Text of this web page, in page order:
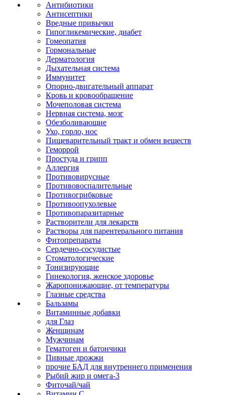
Антибиотики
Антисептики
Вредные привычки
Гипогликемические, диабет
Гомеопатия
Гормональные
Дерматология
Дыхательная система
Иммунитет
Опорно-двигательный аппарат
Кровь и кровообращение
Мочеполовая система
Нервная система, мозг
Обезболивающие
Ухо, горло, нос
Пищеварительный тракт и обмен веществ
Геморрой
Простуда и грипп
Аллергия
Противовирусные
Противовоспалительные
Противогрибковые
Противоопухолевые
Противопаразитарные
Растворители для лекарств
Растворы для парентерального питания
Фитопрепараты
Сердечно-сосудистые
Стоматологические
Тонизирующие
Гинекология, женское здоровье
Жаропонижающие, от температуры
Глазные средства
Бальзамы
Витаминные добавки
для Глаз
Женщинам
Мужчинам
Гематоген и батончики
Пивные дрожжи
прочие БАД для внутреннего применения
Рыбий жир и омега-3
Фиточай/чай